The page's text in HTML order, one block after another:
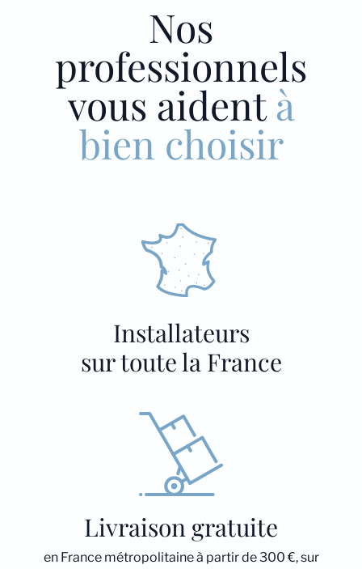
Nos
professionnels
vous aidentà
bien choisir
Installateurs
sur toute la France
Livraison gratuite
en France métropolitaine à partir de 300 €, sur